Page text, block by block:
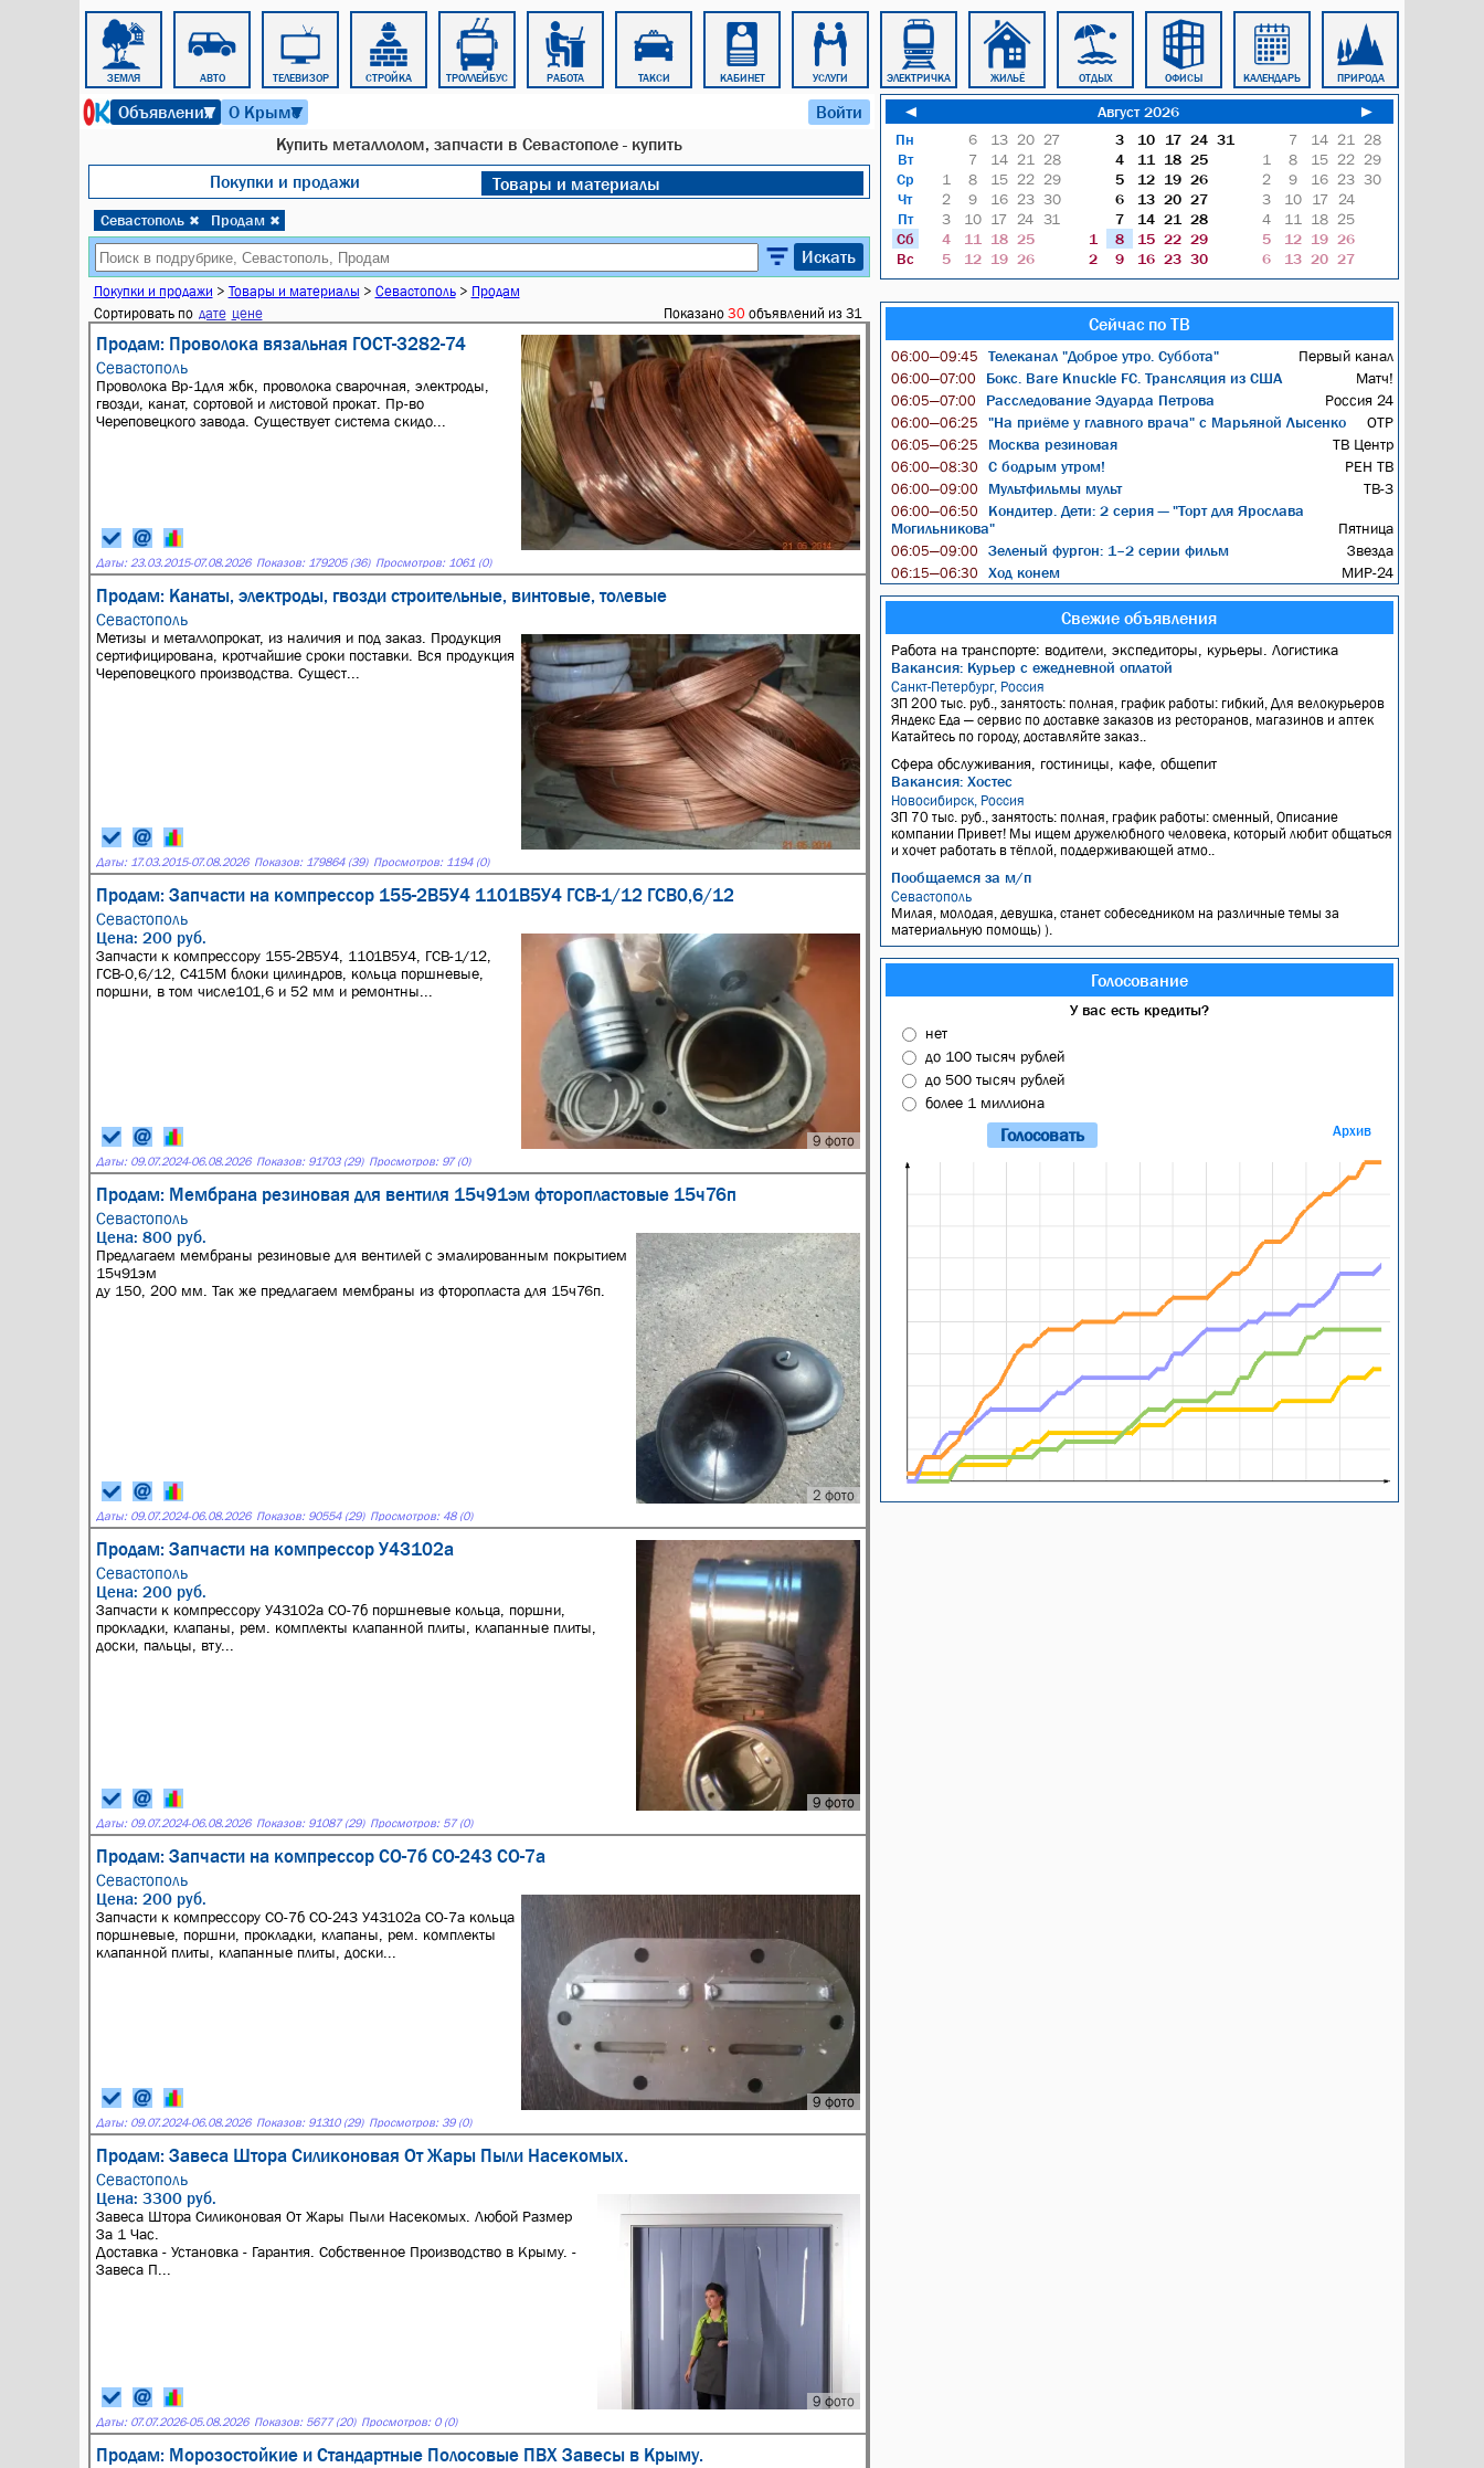
ЗЕМЛЯ АВТО ТЕЛЕВИЗОР СТРОЙКА ТРОЛЛЕЙБУС РАБОТА ТАКСИ КАБИНЕТ УСЛУГИ ЭЛЕКТРИЧКА ЖИЛЬЁ ОТДЫХ ОФИСЫ КАЛЕНДАРЬ ПРИРОДА
Объявления
▼ О Крыме
▼ Войти
Купить металлолом, запчасти в Севастополе - купить
Покупки и продажи
Товары и материалы
Севастополь ✖ Продам ✖
Искать
Покупки и продажи > Товары и материалы > Севастополь> Продам
Сортировать по дате цене Показано 30 объявлений из 31
Продам: Проволока вязальная ГОСТ-3282-74
Севастополь
Проволока Вр-1для жбк, проволока сварочная, электроды,
гвозди, канат, сортовой и листовой прокат. Пр-во
Череповецкого завода. Существует система скидо...
Даты: 23.03.2015-07.08.2026 Показов: 179205 (36) Просмотров: 1061 (0)
Продам: Канаты, электроды, гвозди строительные, винтовые, толевые
Севастополь
Метизы и металлопрокат, из наличия и под заказ. Продукция
сертифицирована, кротчайшие сроки поставки. Вся продукция
Череповецкого производства. Сущест...
Даты: 17.03.2015-07.08.2026 Показов: 179864 (39) Просмотров: 1194 (0)
Продам: Запчасти на компрессор 155-2В5У4 1101В5У4 ГСВ-1/12 ГСВ0,6/12
Севастополь
9 фото
Цена: 200 руб.
Запчасти к компрессору 155-2В5У4, 1101В5У4, ГСВ-1/12,
ГСВ-0,6/12, С415М блоки цилиндров, кольца поршневые,
поршни, в том числе101,6 и 52 мм и ремонтны...
Даты: 09.07.2024-06.08.2026 Показов: 91703 (29) Просмотров: 97 (0)
Продам: Мембрана резиновая для вентиля 15ч91эм фторопластовые 15ч76п
Севастополь
2 фото
Цена: 800 руб.
Предлагаем мембраны резиновые для вентилей с эмалированным покрытием
15ч91эм
ду 150, 200 мм. Так же предлагаем мембраны из фторопласта для 15ч76п.
Даты: 09.07.2024-06.08.2026 Показов: 90554 (29) Просмотров: 48 (0)
Продам: Запчасти на компрессор У43102а
Севастополь
9 фото
Цена: 200 руб.
Запчасти к компрессору У43102а СО-7б поршневые кольца, поршни,
прокладки, клапаны, рем. комплекты клапанной плиты, клапанные плиты,
доски, пальцы, вту...
Даты: 09.07.2024-06.08.2026 Показов: 91087 (29) Просмотров: 57 (0)
Продам: Запчасти на компрессор СО-7б СО-243 СО-7а
Севастополь
9 фото
Цена: 200 руб.
Запчасти к компрессору СО-7б СО-243 У43102а СО-7а кольца
поршневые, поршни, прокладки, клапаны, рем. комплекты
клапанной плиты, клапанные плиты, доски...
Даты: 09.07.2024-06.08.2026 Показов: 91310 (29) Просмотров: 39 (0)
Продам: Завеса Штора Силиконовая От Жары Пыли Насекомых.
Севастополь
9 фото
Цена: 3300 руб.
Завеса Штора Силиконовая От Жары Пыли Насекомых. Любой Размер
За 1 Час.
Доставка - Установка - Гарантия. Собственное Производство в Крыму. -
Завеса П...
Даты: 07.07.2026-05.08.2026 Показов: 5677 (20) Просмотров: 0 (0)
Продам: Морозостойкие и Стандартные Полосовые ПВХ Завесы в Крыму.
◄ Август 2026
►
Пн
Вт
Ср
Чт
Пт
Сб
Вс
6 13 20 27
7
14 21
28
1
8 15 22 29
2
9 16 23 30
3
10 17 24 31
4
11 18 25
5
12 19 26
3 10 17 24 31
4
11 18 25
5
12 19 26
6
13 20 27
7
14 21
28
1
8 15 22 29
2
9 16 23 30
7 14 21
28
1
8 15 22 29
2
9 16 23 30
3
10 17
24
4
11 18 25
5
12 19 26
6
13 20 27
Сейчас по ТВ
06:00—09:45 Телеканал "Доброе утро. Суббота" Первый канал
06:00—07:00 Бокс. Bare Knuckle FC. Трансляция из США Матч!
06:05—07:00 Расследование Эдуарда Петрова Россия 24
06:00—06:25 "На приёме у главного врача" с Марьяной Лысенко ОТР
06:05—06:25 Москва резиновая ТВ Центр
06:00—08:30 С бодрым утром! РЕН ТВ
06:00—09:00 Мультфильмы мульт ТВ-3
06:00—06:50
Кондитер. Дети: 2 серия — "Торт для Ярослава
Могильникова"
Пятница
06:05—09:00 Зеленый фургон: 1–2 серии фильм Звезда
06:15—06:30 Ход конем МИР-24
Свежие объявления
Работа на транспорте: водители, экспедиторы, курьеры. Логистика
Вакансия: Курьер с ежедневной оплатой
Санкт-Петербург, Россия
ЗП 200 тыс. руб., занятость: полная, график работы: гибкий, Для велокурьеров
Яндекс Еда — сервис по доставке заказов из ресторанов, магазинов и аптек
Катайтесь по городу, доставляйте заказ..
Сфера обслуживания, гостиницы, кафе, общепит
Вакансия: Хостес
Новосибирск, Россия
ЗП 70 тыс. руб., занятость: полная, график работы: сменный, Описание
компании Привет! Мы ищем дружелюбного человека, который любит общаться
и хочет работать в тёплой, поддерживающей атмо..
Пообщаемся за м/п
Севастополь
Милая, молодая, девушка, станет собеседником на различные темы за
материальную помощь) ).
Голосование
У вас есть кредиты?
нет
до 100 тысяч рублей
до 500 тысяч рублей
более 1 миллиона
Архив